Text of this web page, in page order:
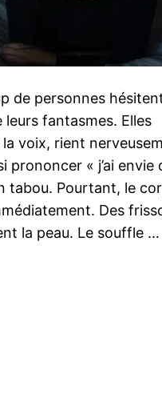
de personnes
leurs fantasmes. Elles
voix, rient
prononcer « j’ai envie
tabou. Pourtant, le
Des
la peau. Le souffle …